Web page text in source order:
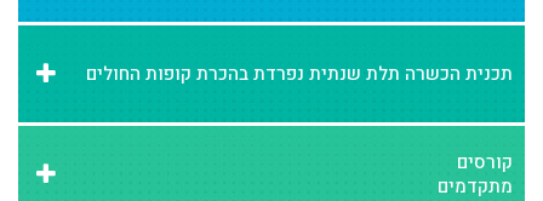
תכנית הכשרה תלת שנתית נפרדת בהכרת קופות החולים
קורסים
מתקדמים